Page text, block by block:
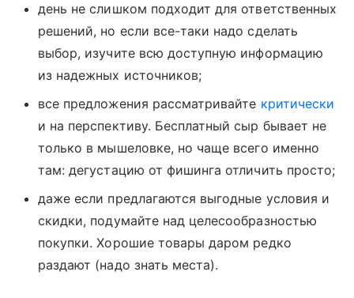
день не слишком подходит для ответственных
решений, но если все-таки надо сделать
выбор, изучите всю доступную информацию
из надежных источников;
все предложения рассматривайте критически
и на перспективу. Бесплатный сыр бывает не
только в мышеловке, но чаще всего именно
там: дегустацию от фишинга отличить просто;
даже если предлагаются выгодные условия и
скидки, подумайте над целесообразностью
покупки. Хорошие товары даром редко
раздают (надо знать места).